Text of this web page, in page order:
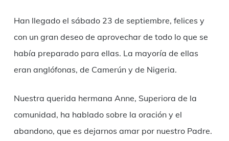
Han llegado el sábado 23 de septiembre, felices y
con un gran deseo de aprovechar de todo lo que se
había preparado para ellas. La mayoría de ellas
eran anglófonas, de Camerún y de Nigeria.
Nuestra querida hermana Anne, Superiora de la
comunidad, ha hablado sobre la oración y el
abandono, que es dejarnos amar por nuestro Padre.